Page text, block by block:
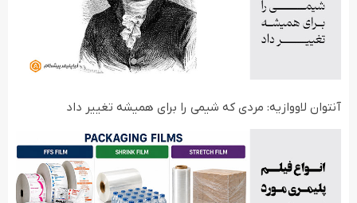
آنتوان لاووازیه: مردی که شیمی را برای همیشه تغییر داد